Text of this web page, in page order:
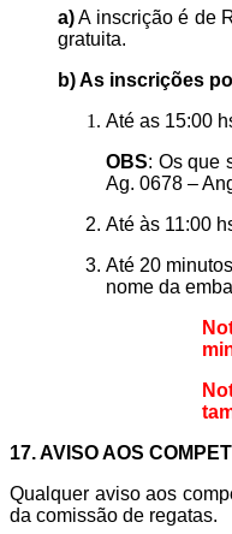
a)A inscrição é de
gratuita.
b) As inscrições
Até as 15:00
OBS: Os que
Ag. 0678 –
Até às 11:00
Até 20
nome da
17. AVISO AOS
Qualquer aviso aos
da comissão de regatas.